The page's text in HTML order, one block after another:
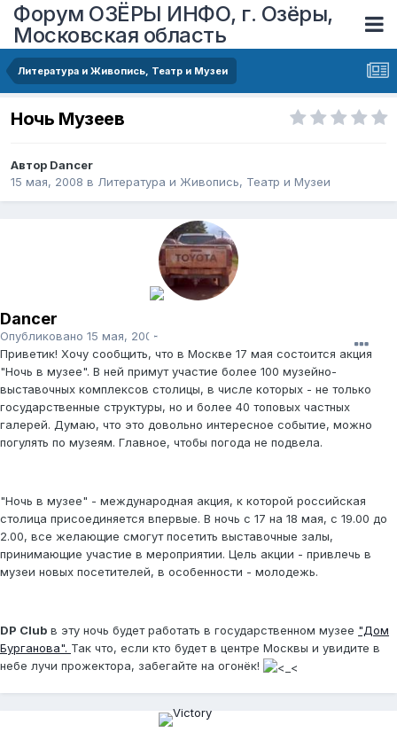
Форум ОЗЁРЫ ИНФО, г. Озёры,
Московская область
Литература и Живопись, Театр и Музеи
Ночь Музеев
Автор Dancer
15 мая, 2008 в Литература и Живопись, Театр и Музеи
Dancer
Опубликовано 15 мая, 2008
Приветик! Хочу сообщить, что в Москве 17 мая состоится акция
"Ночь в музее". В ней примут участие более 100 музейно-
выставочных комплексов столицы, в числе которых - не только
государственные структуры, но и более 40 топовых частных
галерей. Думаю, что это довольно интересное событие, можно
погулять по музеям. Главное, чтобы погода не подвела.
"Ночь в музее" - международная акция, к которой российская
столица присоединяется впервые. В ночь с 17 на 18 мая, с 19.00 до
2.00, все желающие смогут посетить выставочные залы,
принимающие участие в мероприятии. Цель акции - привлечь в
музеи новых посетителей, в особенности - молодежь.
DP Club в эту ночь будет работать в государственном музее "Дом
Бурганова". Так что, если кто будет в центре Москвы и увидите в
небе лучи прожектора, забегайте на огонёк!